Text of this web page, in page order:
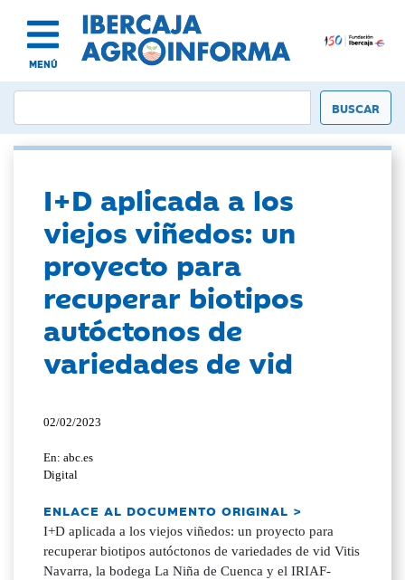
MENÚ
I+D aplicada a los
viejos viñedos: un
proyecto para
recuperar biotipos
autóctonos de
variedades de vid
02/02/2023
En: abc.es
Digital
ENLACE AL DOCUMENTO ORIGINAL >
I+D aplicada a los viejos viñedos: un proyecto para
recuperar biotipos autóctonos de variedades de vid Vitis
Navarra, la bodega La Niña de Cuenca y el IRIAF-